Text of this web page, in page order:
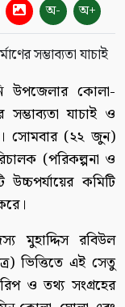
অ- অ+
উপজেলার কোলা-
সম্ভাব্যতা যাচাই ও
সোমবার (২২ জুন)
(পরিকল্পনা ও
কমিটি
মুহাদ্দিস রবিউল
ভিত্তিতে এই সেতু
ও তথ্য সংগ্রহের